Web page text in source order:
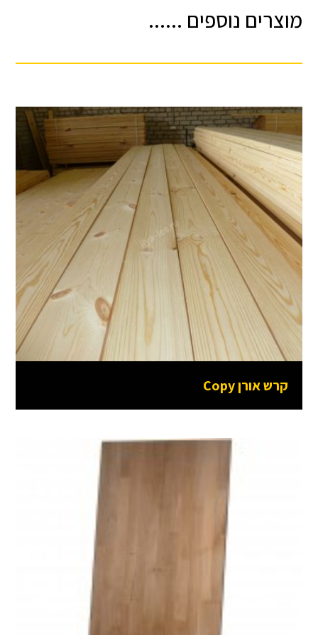
מוצרים נוספים ......
קרש אורן Copy